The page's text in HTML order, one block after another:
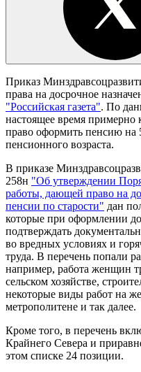
Приказ
права на досрочное
"Российская газета". По
настоящее время
право оформить пенсию на
пенсионного возраста.
В приказе
258н "Об утверждении
работы, дающей право на
пенсии по старости" дан
которые при оформлении
подтверждать
во вредных условиях и
труда. В перечень попали
например, работа женщин
сельском хозяйстве,
некоторые виды работ на
метрополитене и так далее.
Кроме того, в перечень
Крайнего Севера и
этом списке 24 позиции.